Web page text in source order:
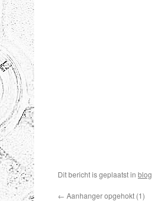
Dit bericht is geplaatst in blog
← Aanhanger opgehokt (1)